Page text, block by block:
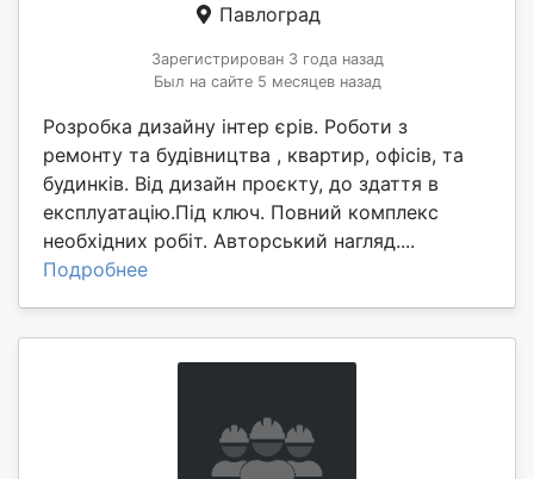
Павлоград
Зарегистрирован 3 года назад
Был на сайте 5 месяцев назад
Розробка дизайну інтер єрів. Роботи з
ремонту та будівництва , квартир, офісів, та
будинків. Від дизайн проєкту, до здаття в
експлуатацію.Під ключ. Повний комплекс
необхідних робіт. Авторський нагляд....
Подробнее